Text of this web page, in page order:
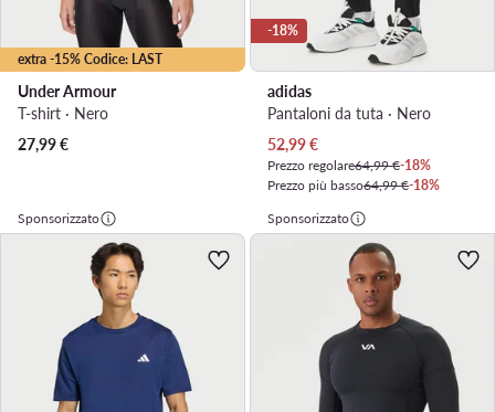
extra -15% Codice: LAST
Under Armour
T-shirt · Nero
27,99€
-18%
adidas
Pantaloni da tuta · Nero
Prezzo attuale
52,99€
Prezzo regolare64,99 €-18%
Prezzo più basso64,99 €-18%
Sponsorizzato
Sponsorizzato